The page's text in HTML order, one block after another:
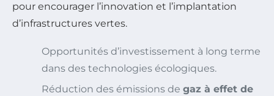
pour encourager l’innovation et l’implantation
d’infrastructures vertes.
Opportunités d’investissement à long terme
dans des technologies écologiques.
Réduction des émissions de gaz à effet de